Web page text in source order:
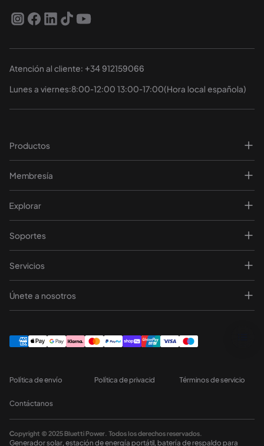
Atención al cliente: +34 912159066
Lunes a viernes:8:00-12:00 13:00-17:00(Hora local española)
Productos
Membresía
Explorar
Soportes
Servicios
Únete a nosotros
Política de envío Política de privacid Términos de servicio
Contáctanos
Copyright © 2025 Bluetti Power. Todos los derechos reservados.
Generador solar, estación de energía portátil, batería de respaldo para